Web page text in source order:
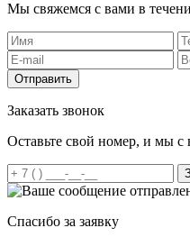
Мы свяжемся с вами в
Отправить
Заказать звонок
Оставьте свой номер, и мы с
Спасибо за заявку